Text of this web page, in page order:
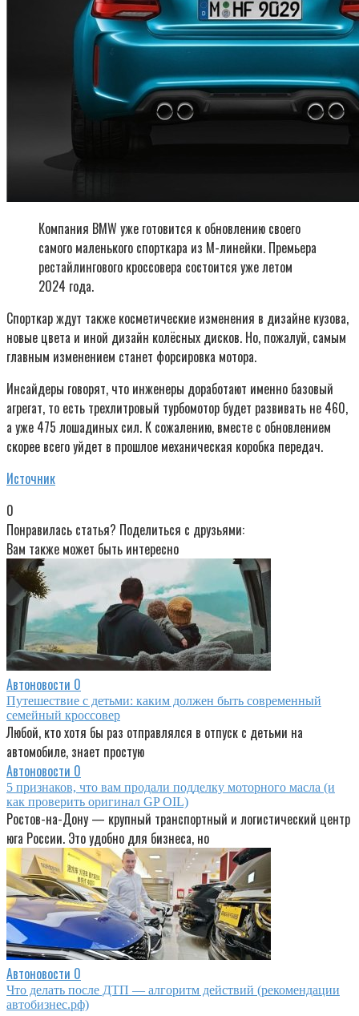
Компания BMW уже готовится к обновлению своего
самого маленького спорткара из М-линейки. Премьера
рестайлингового кроссовера состоится уже летом
2024 года.
Спорткар ждут также косметические изменения в дизайне кузова,
новые цвета и иной дизайн колёсных дисков. Но, пожалуй, самым
главным изменением станет форсировка мотора.
Инсайдеры говорят, что инженеры доработают именно базовый
агрегат, то есть трехлитровый турбомотор будет развивать не 460,
а уже 475 лошадиных сил. К сожалению, вместе с обновлением
скорее всего уйдет в прошлое механическая коробка передач.
Источник
0
Понравилась статья? Поделиться с друзьями:
Вам также может быть интересно
Автоновости 0
Путешествие с детьми: каким должен быть современный
семейный кроссовер
Любой, кто хотя бы раз отправлялся в отпуск с детьми на
автомобиле, знает простую
Автоновости 0
5 признаков, что вам продали подделку моторного масла (и
как проверить оригинал GP OIL)
Ростов-на-Дону — крупный транспортный и логистический центр
юга России. Это удобно для бизнеса, но
Автоновости 0
Что делать после ДТП — алгоритм действий (рекомендации
автобизнес.рф)